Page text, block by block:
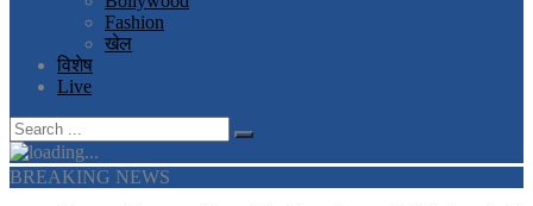
Fashion
खेल
विशेष
Live
BREAKING NEWS